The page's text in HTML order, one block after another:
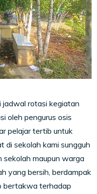
jadwal rotasi kegiatan
oleh pengurus osis
pelajar tertib untuk
di sekolah kami sungguh
sekolah maupun warga
yang bersih, berdampak
bertakwa terhadap